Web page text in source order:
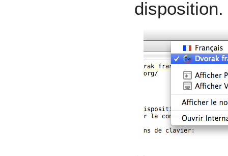
disposition.